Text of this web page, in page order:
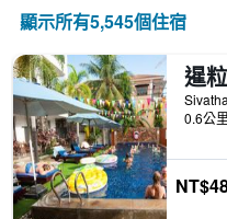
顯示所有5,545​個住宿
0.6公